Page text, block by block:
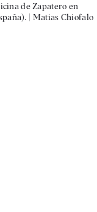
de Zapatero en
| Matias Chiofalo